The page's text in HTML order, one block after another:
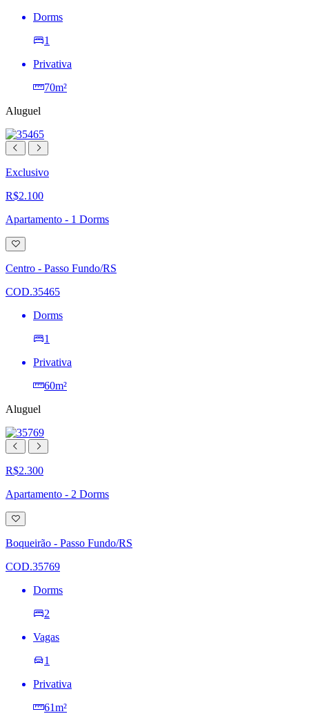
Dorms
1
Privativa
70m²
Aluguel
Exclusivo
R$2.100
Apartamento - 1 Dorms
Adicionar
à
lista
de
Centro - Passo Fundo/RS
COD.35465
Dorms
1
Privativa
60m²
Aluguel
R$2.300
Apartamento - 2 Dorms
Adicionar
à
lista
de
Boqueirão - Passo Fundo/RS
COD.35769
Dorms
2
Vagas
1
Privativa
61m²